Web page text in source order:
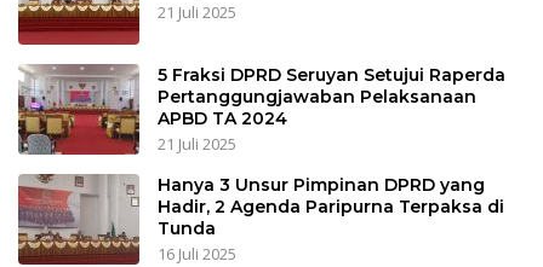
21 Juli 2025
5 Fraksi DPRD Seruyan Setujui Raperda
Pertanggungjawaban Pelaksanaan
APBD TA 2024
21 Juli 2025
Hanya 3 Unsur Pimpinan DPRD yang
Hadir, 2 Agenda Paripurna Terpaksa di
Tunda
16 Juli 2025